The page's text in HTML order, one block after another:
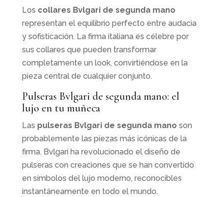
Los collares Bvlgari de segunda mano
representan el equilibrio perfecto entre audacia
y sofisticación. La firma italiana es célebre por
sus collares que pueden transformar
completamente un look, convirtiéndose en la
pieza central de cualquier conjunto.
Pulseras Bvlgari de segunda mano: el
lujo en tu muñeca
Las pulseras Bvlgari de segunda mano son
probablemente las piezas más icónicas de la
firma. Bvlgari ha revolucionado el diseño de
pulseras con creaciones que se han convertido
en símbolos del lujo moderno, reconocibles
instantáneamente en todo el mundo.